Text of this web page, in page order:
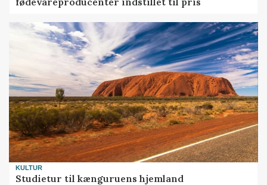
KULTUR
Studietur til kænguruens hjemland